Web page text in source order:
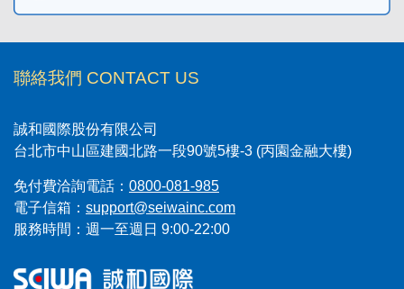
聯絡我們 CONTACT US
誠和國際股份有限公司
台北市中山區建國北路一段90號5樓-3 (丙園金融大樓)
免付費洽詢電話： 0800-081-985
電子信箱： support@seiwainc.com
服務時間：週一至週日 9:00-22:00